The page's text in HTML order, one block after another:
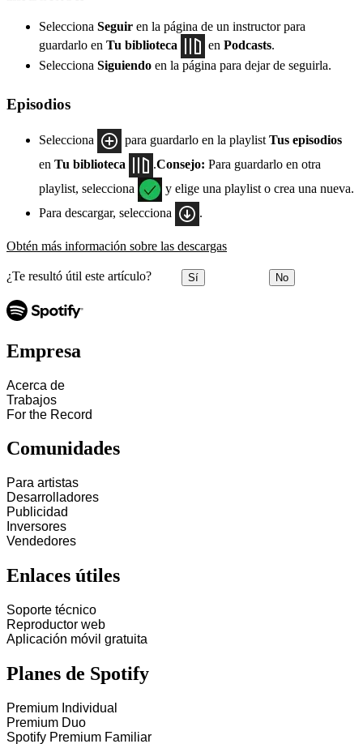
Selecciona Seguir en la página de un instructor para
guardarlo en Tu biblioteca en Podcasts.
Selecciona Siguiendo en la página para dejar de seguirla.
Episodios
Selecciona para guardarlo en la playlist Tus episodios
en Tu biblioteca .Consejo: Para guardarlo en otra
playlist, selecciona
y elige una playlist o crea una nueva.
Para descargar, selecciona
.
Obtén más información sobre las descargas
¿Te resultó útil este artículo? Sí No
Empresa
Acerca de
Trabajos
For the Record
Comunidades
Para artistas
Desarrolladores
Publicidad
Inversores
Vendedores
Enlaces útiles
Soporte técnico
Reproductor web
Aplicación móvil gratuita
Planes de Spotify
Premium Individual
Premium Duo
Spotify Premium Familiar